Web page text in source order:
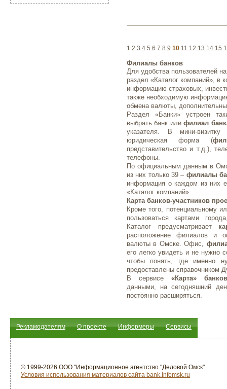
1 2 3 4 5 6 7 8 9 10 11 12 13 14 15
Филиалы банков
Для удобства пользователей
раздел «Каталог компаний», в
информацию страховых,
также необходимую
обмена валюты,
Раздел «Банки» устроен
выбрать банк илифилиал
указателя. В мини-
юридическая форма (
представительство и т.д.),
телефоны.
По официальным данным в
из них только 39 – филиалы
информация о каждом из них
«Каталог компаний».
Карта банков-участников
Кроме того, потенциальному
пользоваться картами
Каталог предусматривает
расположение филиалов и
валюты в Омске. Офис,
его легко увидеть и не нужно
чтобы понять, где именно
предоставлены справочником
В сервисе «Карта» банков
данными, на сегодняшний
постоянно расширяться.
Рекламодателям О проекте Информеры Сервисы
© 1999-2026 ООО "Информационное агентство "Деловой Омск"
Условия использования материалов сайта bank.Infomsk.ru